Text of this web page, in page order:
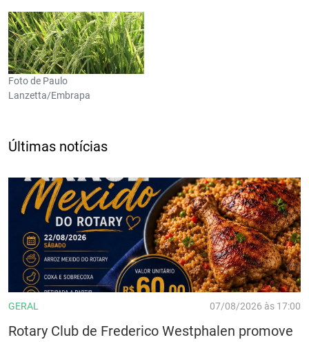
Foto de Paulo
Lanzetta/Embrapa
Últimas notícias
GERAL 07/08/2026 às 17:00
Rotary Club de Frederico Westphalen promove